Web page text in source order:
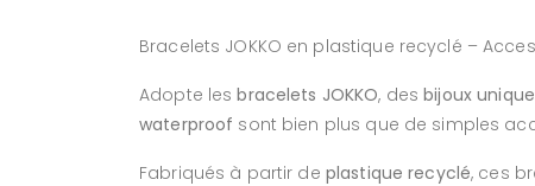
Bracelets JOKKO en plastique recyclé –
Adopte les bracelets JOKKO, des bijoux
waterproof sont bien plus que de simples
Fabriqués à partir de plastique recyclé, ces